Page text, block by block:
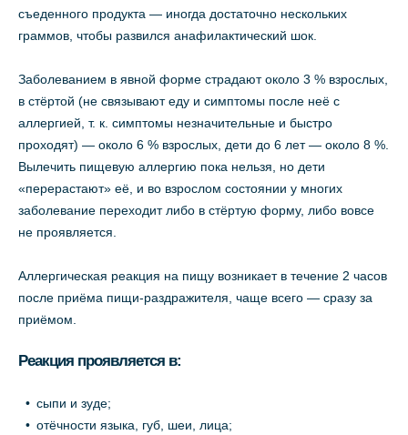
съеденного продукта — иногда достаточно нескольких
граммов, чтобы развился анафилактический шок.
Заболеванием в явной форме страдают около 3 % взрослых,
в стёртой (не связывают еду и симптомы после неё с
аллергией, т. к. симптомы незначительные и быстро
проходят) — около 6 % взрослых, дети до 6 лет — около 8 %.
Вылечить пищевую аллергию пока нельзя, но дети
«перерастают» её, и во взрослом состоянии у многих
заболевание переходит либо в стёртую форму, либо вовсе
не проявляется.
Аллергическая реакция на пищу возникает в течение 2 часов
после приёма пищи-раздражителя, чаще всего — сразу за
приёмом.
Реакция проявляется в:
сыпи и зуде;
отёчности языка, губ, шеи, лица;